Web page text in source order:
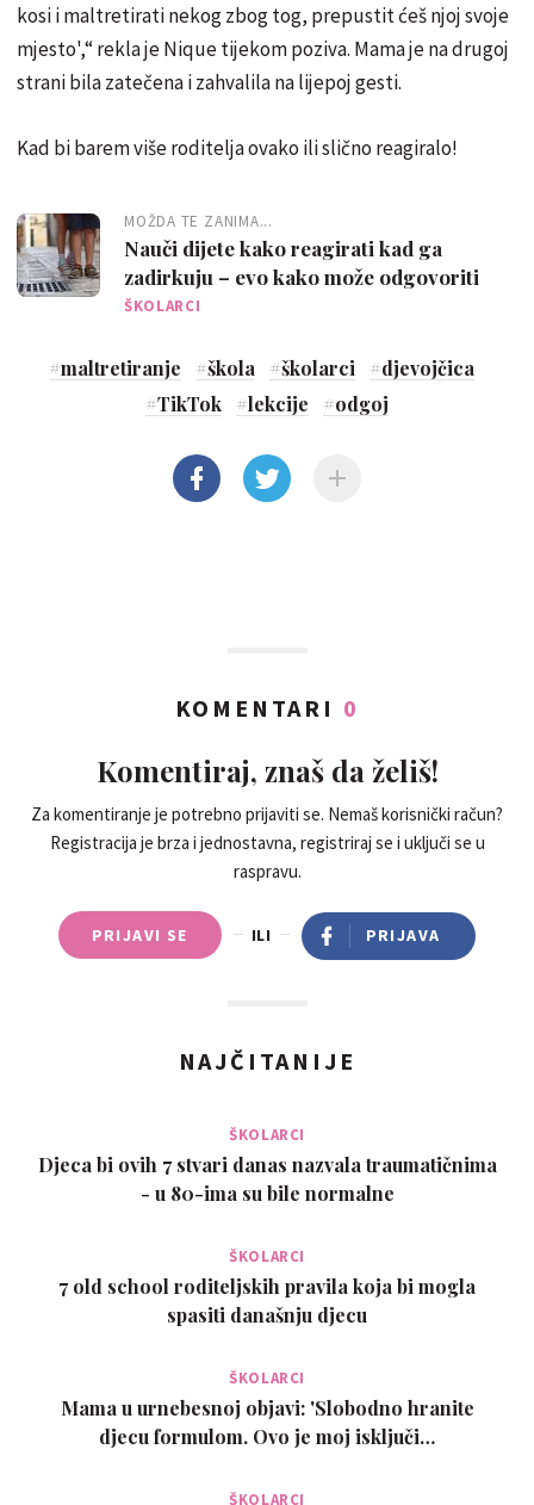
kosi i maltretirati nekog zbog tog, prepustit ćeš njoj svoje
mjesto',“ rekla je Nique tijekom poziva. Mama je na drugoj
strani bila zatečena i zahvalila na lijepoj gesti.
Kad bi barem više roditelja ovako ili slično reagiralo!
MOŽDA TE ZANIMA...
Nauči dijete kako reagirati kad ga
zadirkuju – evo kako može odgovoriti
ŠKOLARCI
#maltretiranje #škola #školarci #djevojčica
#TikTok #lekcije #odgoj
KOMENTARI 0
Komentiraj, znaš da želiš!
Za komentiranje je potrebno prijaviti se. Nemaš korisnički račun?
Registracija je brza i jednostavna, registriraj se i uključi se u
raspravu.
PRIJAVI SE ILI PRIJAVA
NAJČITANIJE
ŠKOLARCI
Djeca bi ovih 7 stvari danas nazvala traumatičnima
- u 80-ima su bile normalne
ŠKOLARCI
7 old school roditeljskih pravila koja bi mogla
spasiti današnju djecu
ŠKOLARCI
Mama u urnebesnoj objavi: 'Slobodno hranite
djecu formulom. Ovo je moj isključi…
ŠKOLARCI